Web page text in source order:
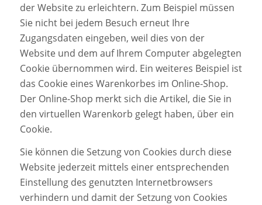
der Website zu erleichtern. Zum Beispiel müssen
Sie nicht bei jedem Besuch erneut Ihre
Zugangsdaten eingeben, weil dies von der
Website und dem auf Ihrem Computer abgelegten
Cookie übernommen wird. Ein weiteres Beispiel ist
das Cookie eines Warenkorbes im Online-Shop.
Der Online-Shop merkt sich die Artikel, die Sie in
den virtuellen Warenkorb gelegt haben, über ein
Cookie.
Sie können die Setzung von Cookies durch diese
Website jederzeit mittels einer entsprechenden
Einstellung des genutzten Internetbrowsers
verhindern und damit der Setzung von Cookies